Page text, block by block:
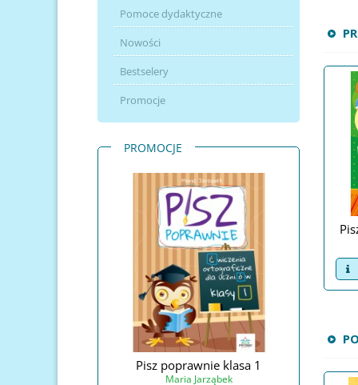
Pomoce dydaktyczne
Nowości
Bestselery
Promocje
PROMOCJE
Pisz poprawnie klasa 1
Maria Jarząbek